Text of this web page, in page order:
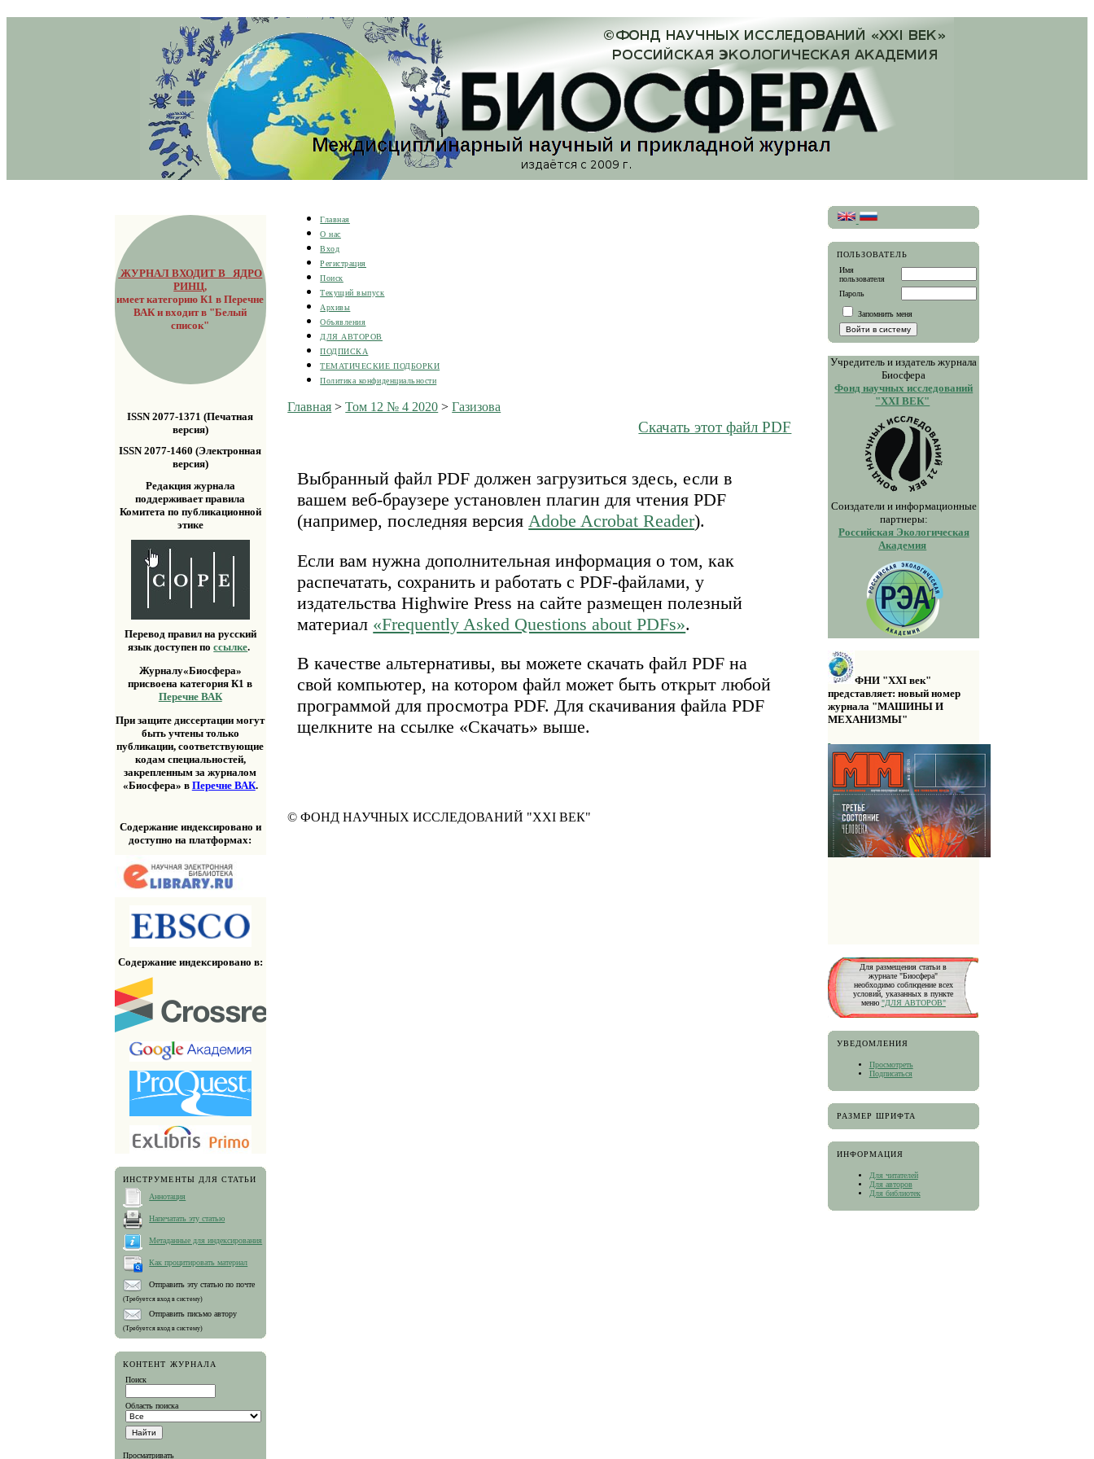
ЖУРНАЛ ВХОДИТ В ЯДРО
РИНЦ,
имеет категорию К1 в Перечне
ВАК и входит в "Белый
список"
ISSN 2077-1371 (Печатная
версия)
ISSN 2077-1460 (Электронная
версия)
Редакция журнала
поддерживает правила
Комитета по публикационной
этике
Перевод правил на русский
язык доступен поссылке.
Журналу«Биосфера»
присвоена категория К1 в
Перечне ВАК
При защите диссертации могут
быть учтены только
публикации, соответствующие
кодам специальностей,
закрепленным за журналом
«Биосфера» в Перечне ВАК.
Содержание индексировано и
доступно на платформах:
Содержание индексировано в:
ИНСТРУМЕНТЫ ДЛЯ СТАТЬИ
Аннотация
Напечатать эту статью
Метаданные для индексирования
Как процитировать материал
Отправить эту статью по почте
(Требуется вход в систему)
Отправить письмо автору
(Требуется вход в систему)
КОНТЕНТ ЖУРНАЛА
Поиск
Область поиска
Просматривать
ПОЛЬЗОВАТЕЛЬ
Имя
пользователя
Пароль
Запомнить меня
Учредитель и издатель журнала
Биосфера
Фонд научных исследований
"XXI ВЕК"
Соиздатели и информационные
партнеры:
Российская Экологическая
Академия
ФНИ "XXI век"
представляет: новый номер
журнала "МАШИНЫ И
МЕХАНИЗМЫ"
Для размещения статьи в
журнале "Биосфера"
необходимо соблюдение всех
условий, указанных в пункте
меню "ДЛЯ АВТОРОВ"
УВЕДОМЛЕНИЯ
Просмотреть
Подписаться
РАЗМЕР ШРИФТА
ИНФОРМАЦИЯ
Для читателей
Для авторов
Для библиотек
Главная
О нас
Вход
Регистрация
Поиск
Текущий выпуск
Архивы
Объявления
ДЛЯ АВТОРОВ
ПОДПИСКА
ТЕМАТИЧЕСКИЕ ПОДБОРКИ
Политика конфиденциальности
Главная >Том 12 № 4 2020 >Газизова
Скачать этот файл PDF
Выбранный файл PDF должен загрузиться здесь, если в
вашем веб-браузере установлен плагин для чтения PDF
(например, последняя версияAdobe Acrobat Reader).
Если вам нужна дополнительная информация о том, как
распечатать, сохранить и работать с PDF-файлами, у
издательства Highwire Press на сайте размещен полезный
материал «Frequently Asked Questions about PDFs».
В качестве альтернативы, вы можете скачать файл PDF на
свой компьютер, на котором файл может быть открыт любой
программой для просмотра PDF. Для скачивания файла PDF
щелкните на ссылке «Скачать» выше.
© ФОНД НАУЧНЫХ ИССЛЕДОВАНИЙ "XXI ВЕК"